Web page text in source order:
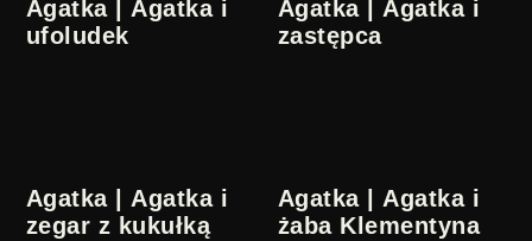
Agatka | Agatka i
ufoludek
Agatka | Agatka i
zastępca
Agatka | Agatka i
zegar z kukułką
Agatka | Agatka i
żaba Klementyna